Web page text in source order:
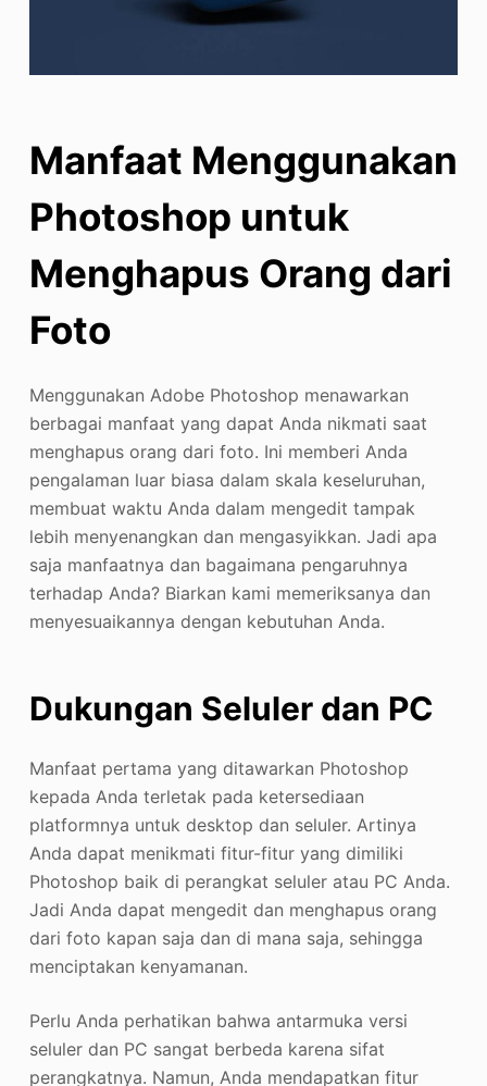
Manfaat Menggunakan
Photoshop untuk
Menghapus Orang dari
Foto
Menggunakan Adobe Photoshop menawarkan
berbagai manfaat yang dapat Anda nikmati saat
menghapus orang dari foto. Ini memberi Anda
pengalaman luar biasa dalam skala keseluruhan,
membuat waktu Anda dalam mengedit tampak
lebih menyenangkan dan mengasyikkan. Jadi apa
saja manfaatnya dan bagaimana pengaruhnya
terhadap Anda? Biarkan kami memeriksanya dan
menyesuaikannya dengan kebutuhan Anda.
Dukungan Seluler dan PC
Manfaat pertama yang ditawarkan Photoshop
kepada Anda terletak pada ketersediaan
platformnya untuk desktop dan seluler. Artinya
Anda dapat menikmati fitur-fitur yang dimiliki
Photoshop baik di perangkat seluler atau PC Anda.
Jadi Anda dapat mengedit dan menghapus orang
dari foto kapan saja dan di mana saja, sehingga
menciptakan kenyamanan.
Perlu Anda perhatikan bahwa antarmuka versi
seluler dan PC sangat berbeda karena sifat
perangkatnya. Namun, Anda mendapatkan fitur